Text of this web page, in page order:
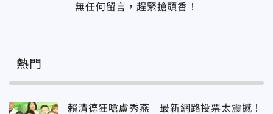
無任何留言，趕緊搶頭香！
熱門
賴清德狂嗆盧秀燕 最新網路投票太震撼！